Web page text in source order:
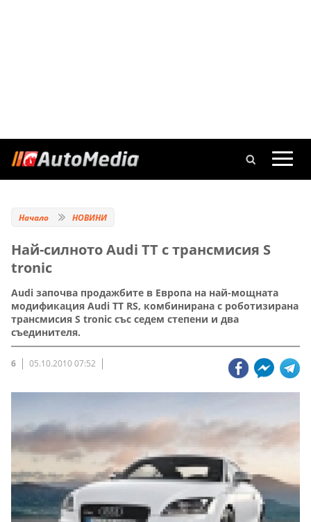
Начало НОВИНИ
Най-силното Audi TT с трансмисия S
tronic
Audi започва продажбите в Европа на най-мощната
модификация Audi TT RS, комбинирана с роботизирана
трансмисия S tronic със седем степени и два
съединителя.
6 05.10.2010 07:52